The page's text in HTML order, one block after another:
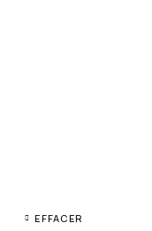
EFFACER